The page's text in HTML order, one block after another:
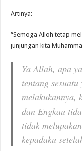
Artinya:
“Semoga Alloh tetap
junjungan kita
Ya Allah, apa
tentang
melakukannya,
dan Engkau
tidak
kepadaku